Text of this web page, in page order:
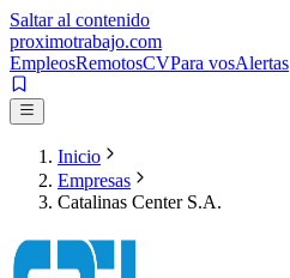
Saltar al contenido
proximotrabajo.com
EmpleosRemotosCVPara vosAlertas
Inicio
Empresas
Catalinas Center S.A.